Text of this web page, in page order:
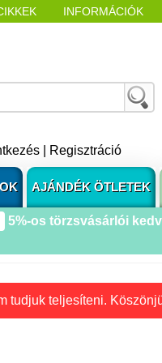
INFORMÁCIÓK
Regisztráció
AJÁNDÉK ÖTLETEK
5%-os törzsvásárlói
tudjuk teljesíteni.